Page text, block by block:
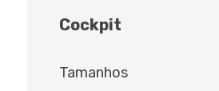
Cockpit
Tamanhos